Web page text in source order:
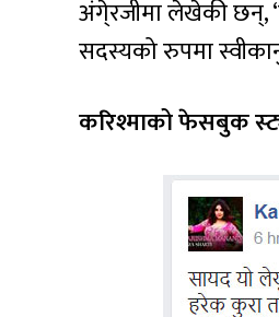
अंगे्रजीमा लेखेकी छन्,
सदस्यको रुपमा
करिश्माको फेसबुक